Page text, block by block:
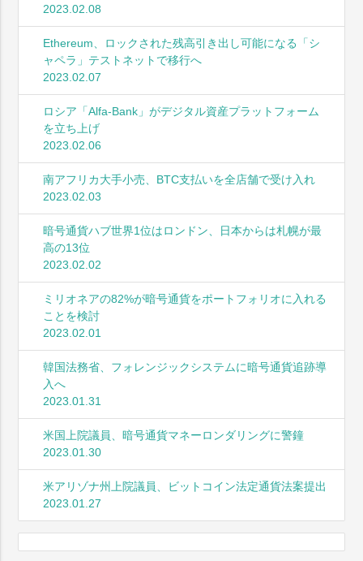
2023.02.08
Ethereum、ロックされた残高引き出し可能になる「シ
ャペラ」テストネットで移行へ
2023.02.07
ロシア「Alfa-Bank」がデジタル資産プラットフォーム
を立ち上げ
2023.02.06
南アフリカ大手小売、BTC支払いを全店舗で受け入れ
2023.02.03
暗号通貨ハブ世界1位はロンドン、日本からは札幌が最
高の13位
2023.02.02
ミリオネアの82%が暗号通貨をポートフォリオに入れる
ことを検討
2023.02.01
韓国法務省、フォレンジックシステムに暗号通貨追跡導
入へ
2023.01.31
米国上院議員、暗号通貨マネーロンダリングに警鐘
2023.01.30
米アリゾナ州上院議員、ビットコイン法定通貨法案提出
2023.01.27